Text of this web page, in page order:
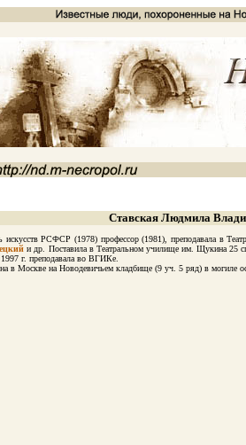
Ставская Людмила
искусств РСФСР (1978) профессор (1981), преподавала в
и др. Поставила в Театральном училище им. Щукина 25
1997 г. преподавала во ВГИКе.
Москве на Новодевичьем кладбище (9 уч. 5 ряд) в могиле